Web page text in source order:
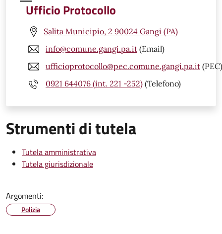
Ufficio Protocollo
Salita Municipio, 2 90024 Gangi (PA)
info@comune.gangi.pa.it (Email)
ufficioprotocollo@pec.comune.gangi.pa.it (PEC)
0921 644076 (int. 221 -252) (Telefono)
Strumenti di tutela
Tutela amministrativa
Tutela giurisdizionale
Argomenti:
Polizia